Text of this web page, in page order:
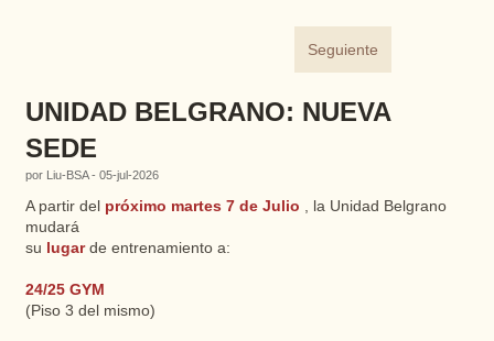
Seguiente
UNIDAD BELGRANO: NUEVA
SEDE
por Liu-BSA - 05-jul-2026
A partir del próximo martes 7 de Julio , la Unidad Belgrano
mudará
su lugar de entrenamiento a:
24/25 GYM
(Piso 3 del mismo)